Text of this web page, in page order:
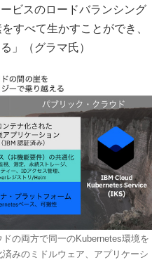
ビスのロードバランシング
すべて生かすことができ、
」（グラマ氏）
の両方で同一のKubernetes環境を
みのミドルウェア、アプリケーシ